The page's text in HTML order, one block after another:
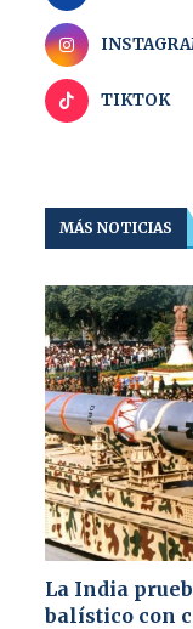
TIKTOK
MÁS NOTICIAS
La India
balístico con